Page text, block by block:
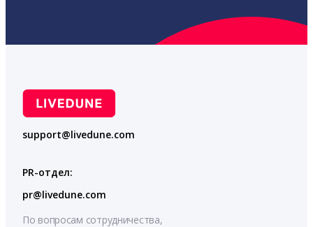
support@livedune.com
PR-отдел:
pr@livedune.com
По вопросам сотрудничества,